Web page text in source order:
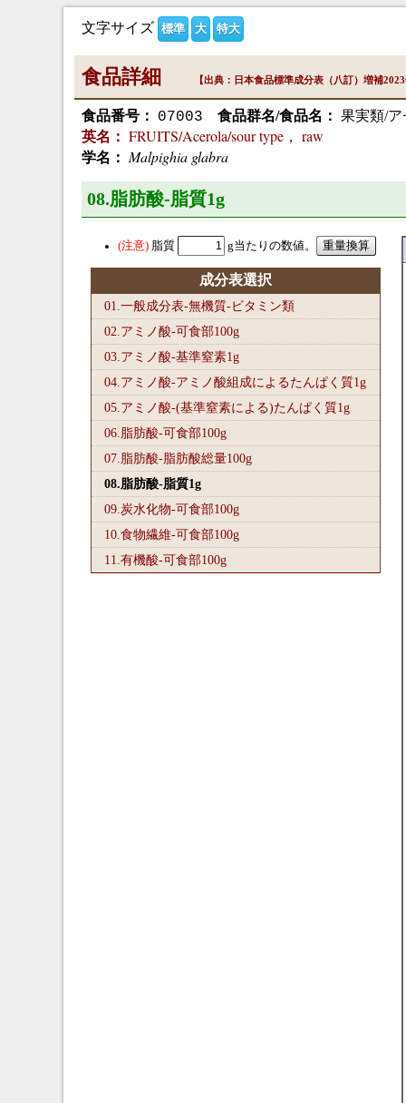
文字サイズ 標準 大 特大
食品詳細 【出典：日本食品標準成分表（八訂）増補
食品番号： 07003 食品群名/食品名： 果実類/
英名： FRUITS/Acerola/sour type， raw
学名： Malpighia glabra
08.脂肪酸-脂質1g
脂質 g当たりの数値。
成分表選択
01.一般成分表-無機質-ビタミン類
02.アミノ酸-可食部100g
03.アミノ酸-基準窒素1g
04.アミノ酸-アミノ酸組成によるたんぱく質1g
05.アミノ酸-(基準窒素による)たんぱく質1g
06.脂肪酸-可食部100g
07.脂肪酸-脂肪酸総量100g
08.脂肪酸-脂質1g
09.炭水化物-可食部100g
10.食物繊維-可食部100g
11.有機酸-可食部100g